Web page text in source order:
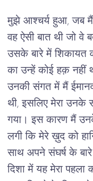
मुझे आश्चर्य हुआ, जब
वह ऐसी बात थी जो
उसके बारे में शिकायत
का उन्हें कोई हक़ नहीं
उनकी संगत में मैं
थी, इसलिए मेरा उनके
गया। इस कारण मैं
लगी कि मेरे ख़ुद को
साथ अपने संघर्ष के
दिशा में यह मेरा